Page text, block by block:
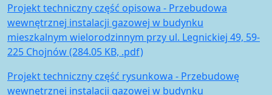
Projekt techniczny część opisowa - Przebudowa
wewnętrznej instalacji gazowej w budynku
mieszkalnym wielorodzinnym przy ul. Legnickiej 49, 59-
225 Chojnów (284.05 KB, .pdf)
Projekt techniczny część rysunkowa - Przebudowę
wewnętrznej instalacji gazowej w budynku